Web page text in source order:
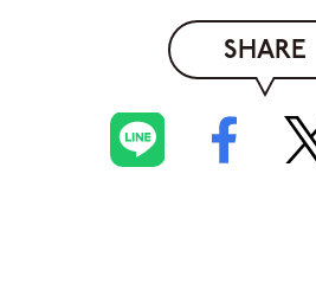
SHARE